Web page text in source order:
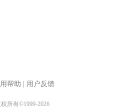
帮助 用户反馈
所有©1999-2026